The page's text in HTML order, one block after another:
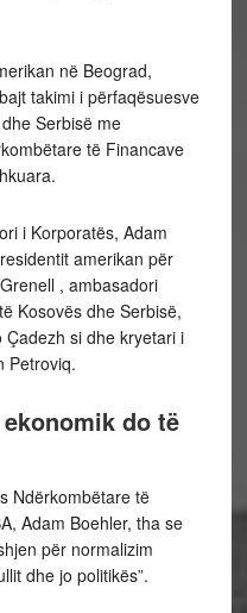
në Beograd,
takimi i përfaqësuesve
Serbisë me
të Financave
i Korporatës, Adam
amerikan për
, ambasadori
Kosovës dhe Serbisë,
si dhe kryetari i
Petroviq.
do të
Ndërkombëtare të
Adam Boehler, tha se
për normalizim
dhe jo politikës”.